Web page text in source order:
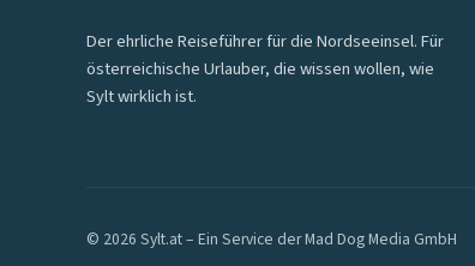
Der ehrliche Reiseführer für die Nordseeinsel. Für
österreichische Urlauber, die wissen wollen, wie
Sylt wirklich ist.
© 2026 Sylt.at – Ein Service der Mad Dog Media GmbH